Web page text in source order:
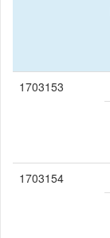
1703153
1703154